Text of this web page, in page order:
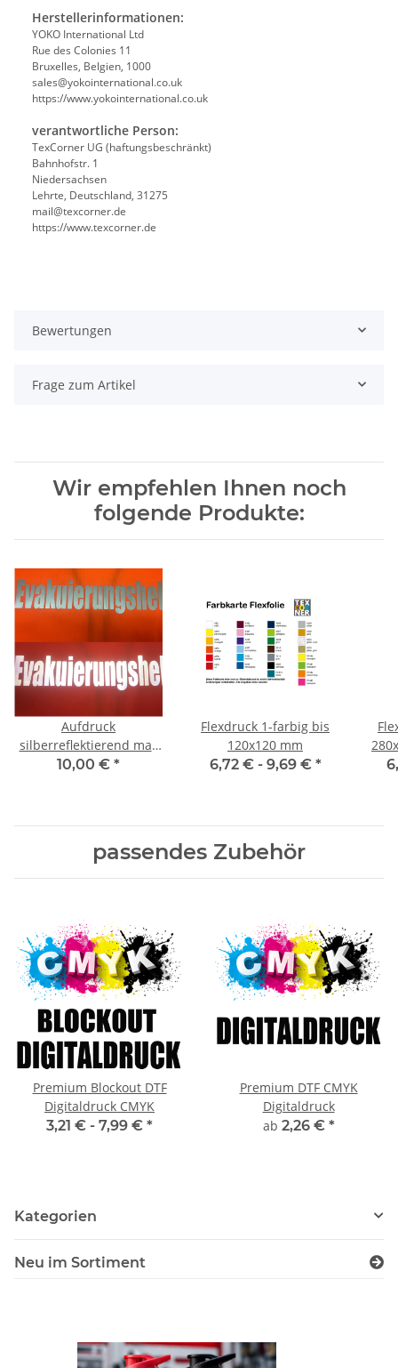
Herstellerinformationen:
YOKO International Ltd
Rue des Colonies 11
Bruxelles, Belgien, 1000
sales@yokointernational.co.uk
https://www.yokointernational.co.uk
verantwortliche Person:
TexCorner UG (haftungsbeschränkt)
Bahnhofstr. 1
Niedersachsen
Lehrte, Deutschland, 31275
mail@texcorner.de
https://www.texcorner.de
Bewertungen
Frage zum Artikel
Wir empfehlen Ihnen noch
folgende Produkte:
Aufdruck
silberreflektierend max
280x180 mm
10,00 € *
Flexdruck 1-farbig bis
120x120 mm
6,72 € - 9,69 € *
passendes Zubehör
Premium Blockout DTF
Digitaldruck CMYK
3,21 € - 7,99 € *
Premium DTF CMYK
Digitaldruck
ab 2,26 € *
Kategorien
Neu im Sortiment